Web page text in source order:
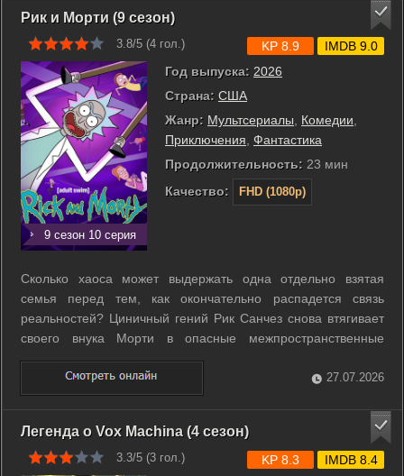
Рик и Морти (9 сезон)
3.8/5 (4 гол.)
9 сезон 10 серия
Год выпуска: 2026
Страна: США
Жанр: Мультсериалы Комедии
Приключения Фантастика
Продолжительность: 23 мин
Качество:
FHD (1080p)
KP 8.9 IMDB 9.0
Сколько хаоса может выдержать одна отдельно взятая
семья перед тем, как окончательно распадется связь
реальностей? Циничный гений Рик Санчез снова втягивает
своего внука Морти в опасные межпространственные
авантюры. Их ждут встречи с причудливыми инопланетными
цивилизациями и загадочным искусственным интеллектом.
Герои посетят лагерь для капризных ...
27.07.2026
Легенда о Vox Machina (4 сезон)
3.3/5 (3 гол.) KP 8.3 IMDB 8.4